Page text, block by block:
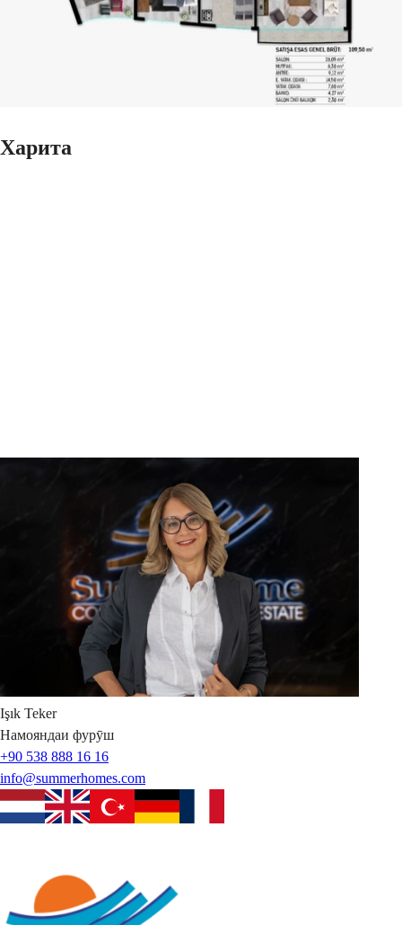
Харита
Işık Teker
Намояндаи фурӯш
+90 538 888 16 16
info@summerhomes.com